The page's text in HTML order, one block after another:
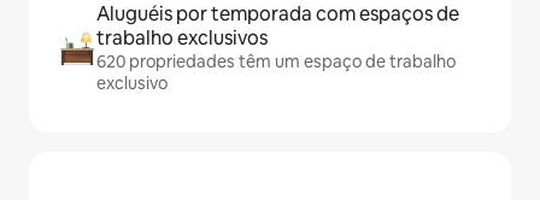
Aluguéis por temporada com espaços de
trabalho exclusivos
620 propriedades têm um espaço de trabalho
exclusivo